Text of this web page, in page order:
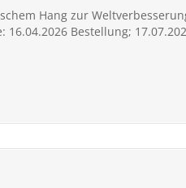
Hang zur
16.04.2026 Bestellung;